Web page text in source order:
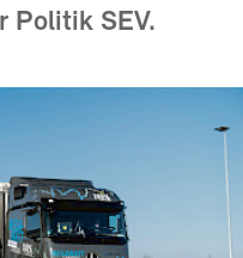
Politik SEV.